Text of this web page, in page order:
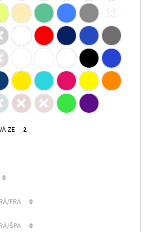
ZE 2
0
FRA 0
ŠPA 0